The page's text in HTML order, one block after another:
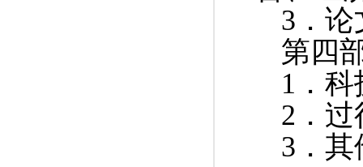
3 ．
第四
1 ．
2 ．
3 ．